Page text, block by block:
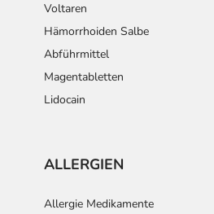
Voltaren
Hämorrhoiden Salbe
Abführmittel
Magentabletten
Lidocain
ALLERGIEN
Allergie Medikamente